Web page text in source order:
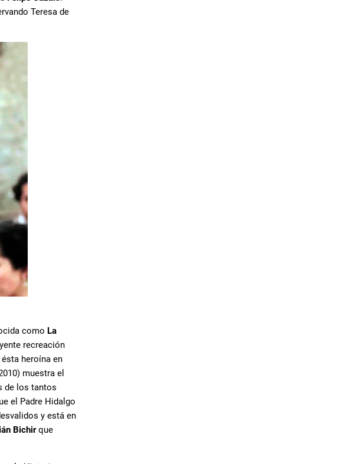
Teresa de
como La
recreación
heroína en
muestra el
de los tantos
el Padre Hidalgo
y está en
Bichirque